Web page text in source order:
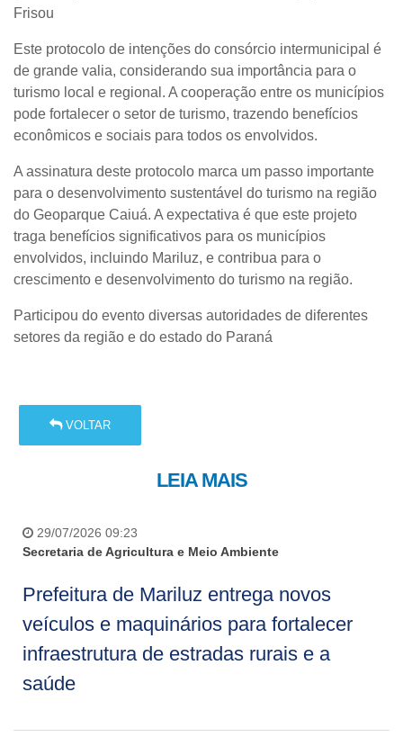
Frisou
Este protocolo de intenções do consórcio intermunicipal é
de grande valia, considerando sua importância para o
turismo local e regional. A cooperação entre os municípios
pode fortalecer o setor de turismo, trazendo benefícios
econômicos e sociais para todos os envolvidos.
A assinatura deste protocolo marca um passo importante
para o desenvolvimento sustentável do turismo na região
do Geoparque Caiuá. A expectativa é que este projeto
traga benefícios significativos para os municípios
envolvidos, incluindo Mariluz, e contribua para o
crescimento e desenvolvimento do turismo na região.
Participou do evento diversas autoridades de diferentes
setores da região e do estado do Paraná
VOLTAR
LEIA MAIS
29/07/2026 09:23
Secretaria de Agricultura e Meio Ambiente
Prefeitura de Mariluz entrega novos
veículos e maquinários para fortalecer
infraestrutura de estradas rurais e a
saúde